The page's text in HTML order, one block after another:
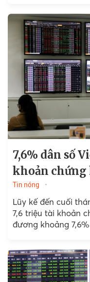
7,6% dân số
khoản chứng
Tin nóng
Lũy kế đến cuối
7,6 triệu tài khoản
đương khoảng